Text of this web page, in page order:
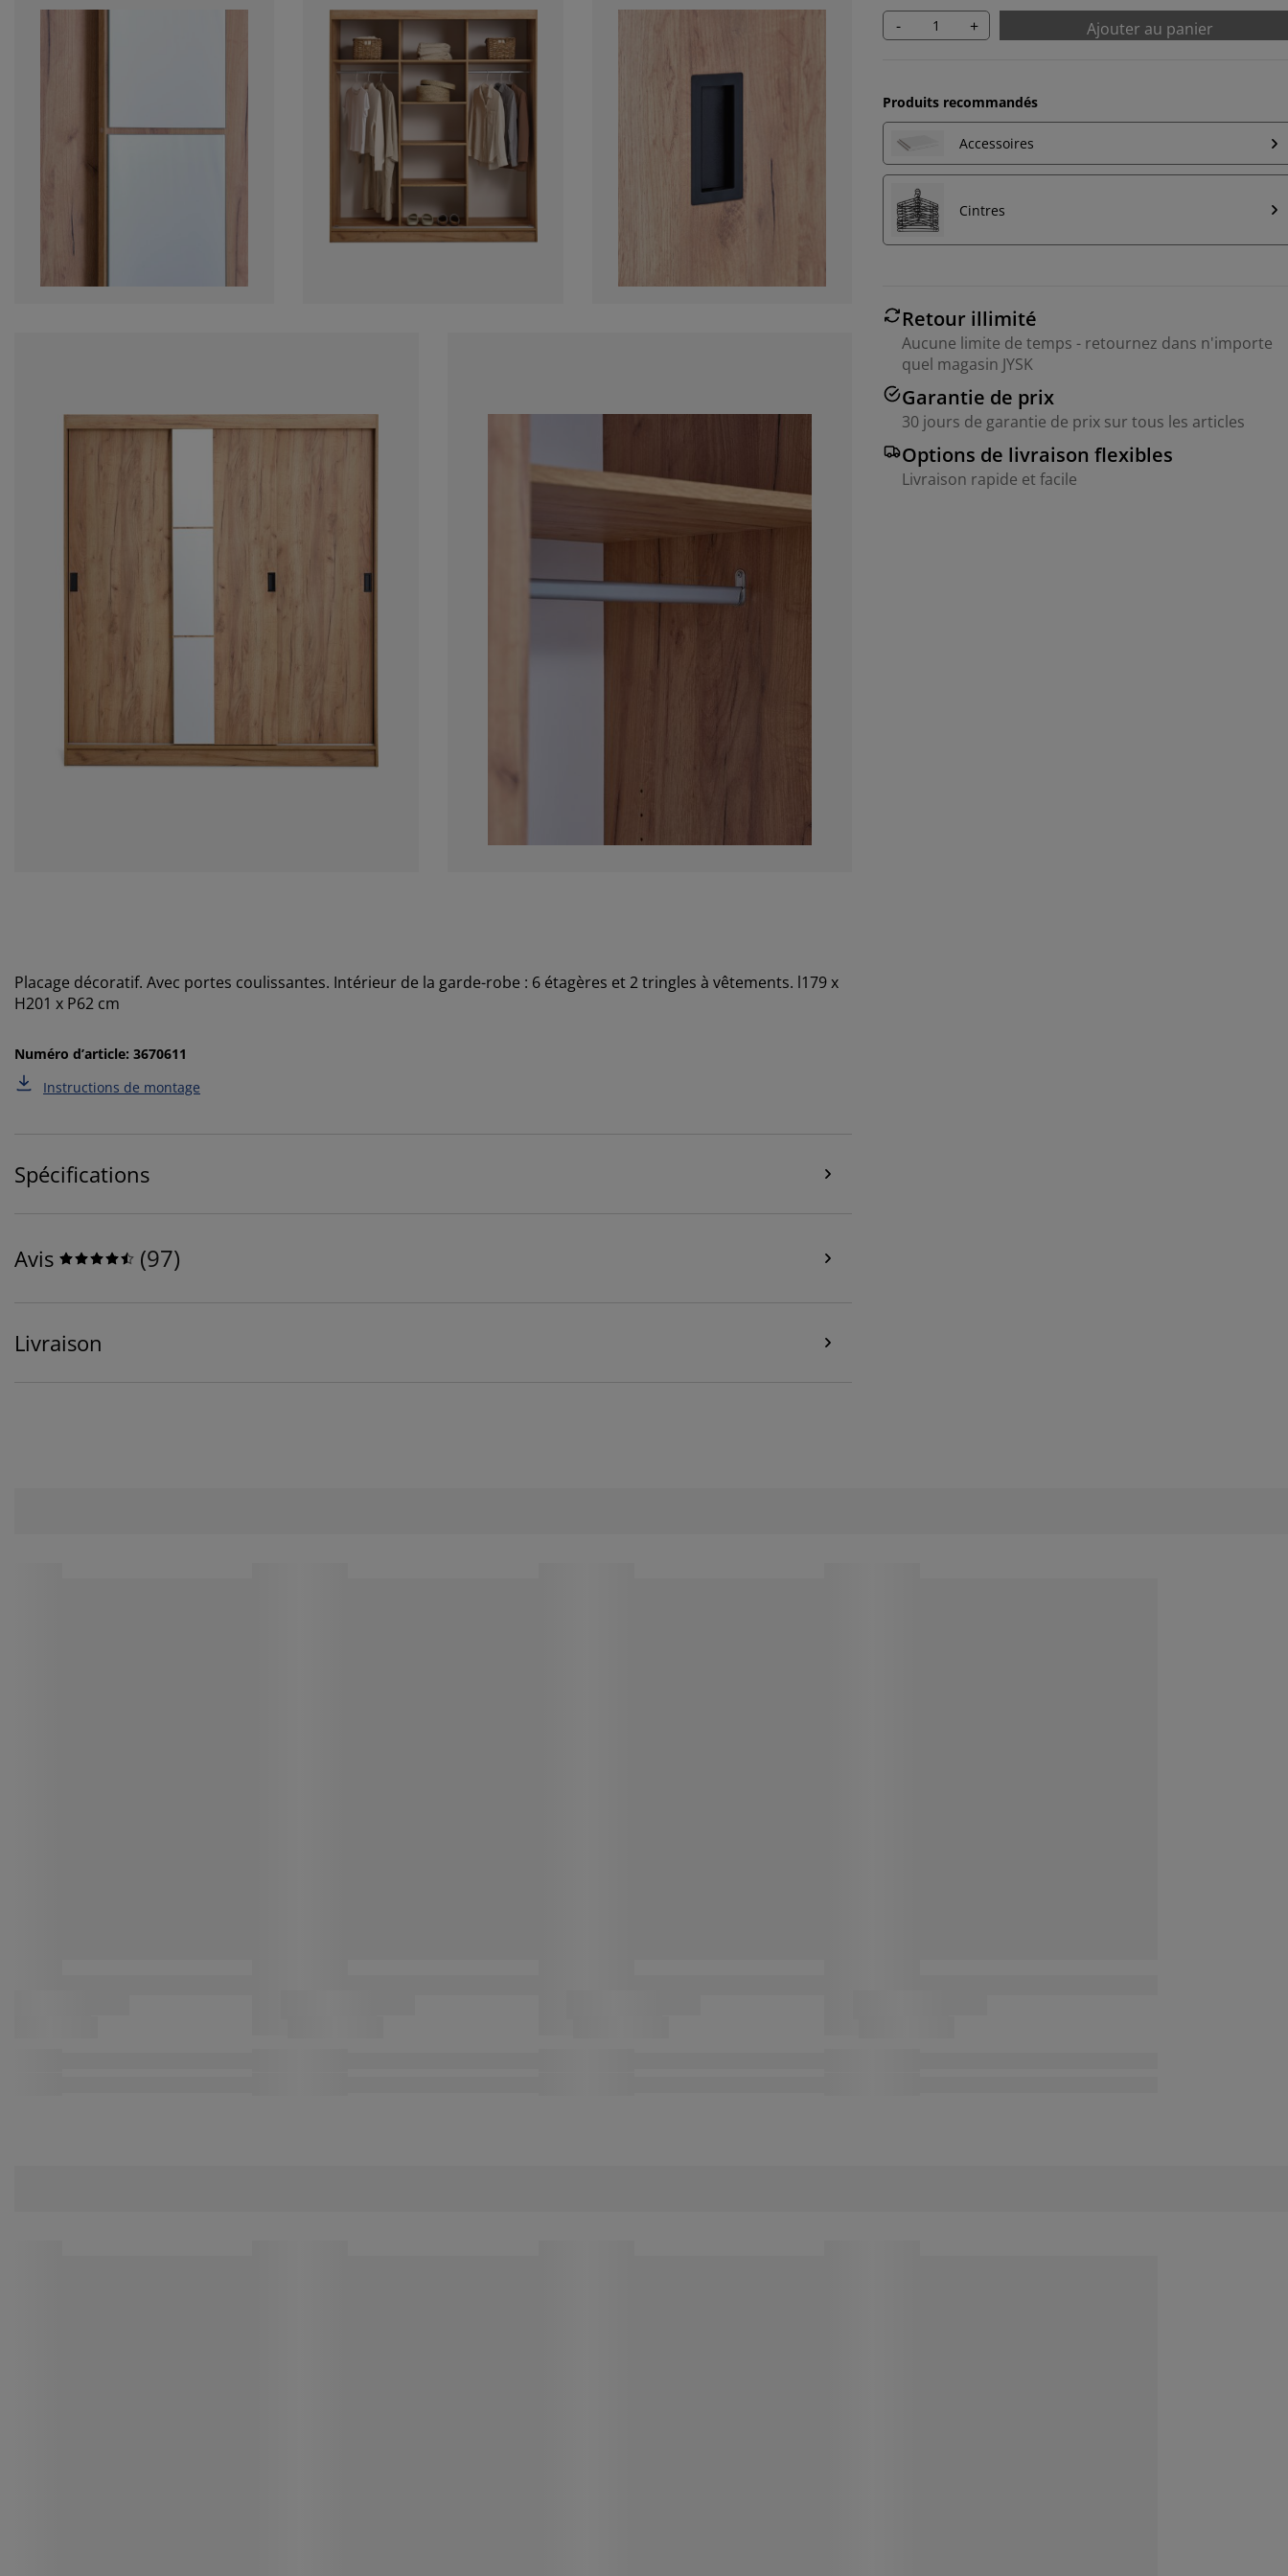
- + Ajouter au panier
Produits recommandés
Accessoires
Cintres
Retour illimité
Aucune limite de temps - retournez dans n'importe
quel magasin JYSK
Garantie de prix
30 jours de garantie de prix sur tous les articles
Options de livraison flexibles
Livraison rapide et facile
Placage décoratif. Avec portes coulissantes. Intérieur de la garde-robe : 6 étagères et 2 tringles à vêtements. l179 x
H201 x P62 cm
Numéro d’article: 3670611
Instructions de montage
Spécifications
Avis (97)
Livraison